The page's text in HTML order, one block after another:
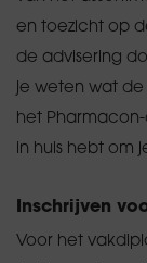
en toezicht op
de advisering
je weten wat
het
in huis hebt om
Inschrijven
Voor het